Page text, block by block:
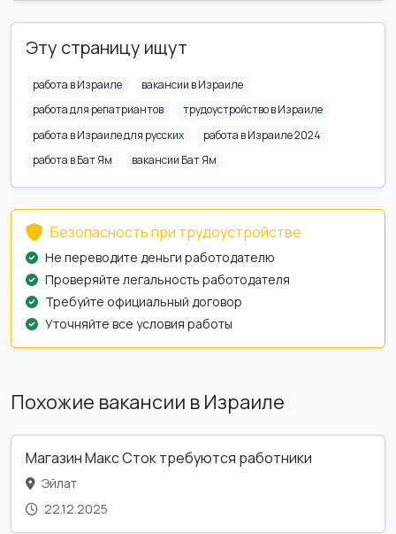
Эту страницу ищут
работа в Израиле
вакансии в Израиле
работа для репатриантов
трудоустройство в Израиле
работа в Израиле для русских
работа в Израиле 2024
работа в Бат Ям
вакансии Бат Ям
Безопасность при трудоустройстве
Не переводите деньги работодателю
Проверяйте легальность работодателя
Требуйте официальный договор
Уточняйте все условия работы
Похожие вакансии в Израиле
Магазин Макс Сток требуются работники
Эйлат
22.12.2025